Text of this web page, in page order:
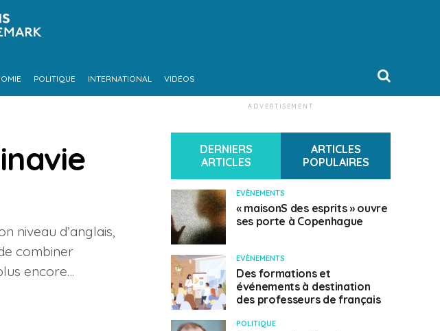
POLITIQUE INTERNATIONAL VIDÉOS
niveau d’anglais,
combiner
encore…
ADVERTISEMENT
DERNIERS
ARTICLES
ARTICLES
POPULAIRES
EVÈNEMENTS
« maisonS des esprits » ouvre
ses porte à Copenhague
EVÈNEMENTS
Des formations et
événements à destination
des professeurs de français
POLITIQUE